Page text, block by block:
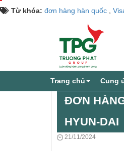
Từ khóa: đơn hàng hàn quốc
Trang chủ Cung
ĐƠN
HYUN-DAI
21/11/2024